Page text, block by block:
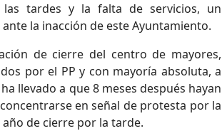
tardes y la falta de servicios, un
la inacción de este Ayuntamiento.
de cierre del centro de mayores,
por el PP y con mayoría absoluta, a
llevado a que 8 meses después hayan
en señal de protesta por la
de cierre por la tarde.